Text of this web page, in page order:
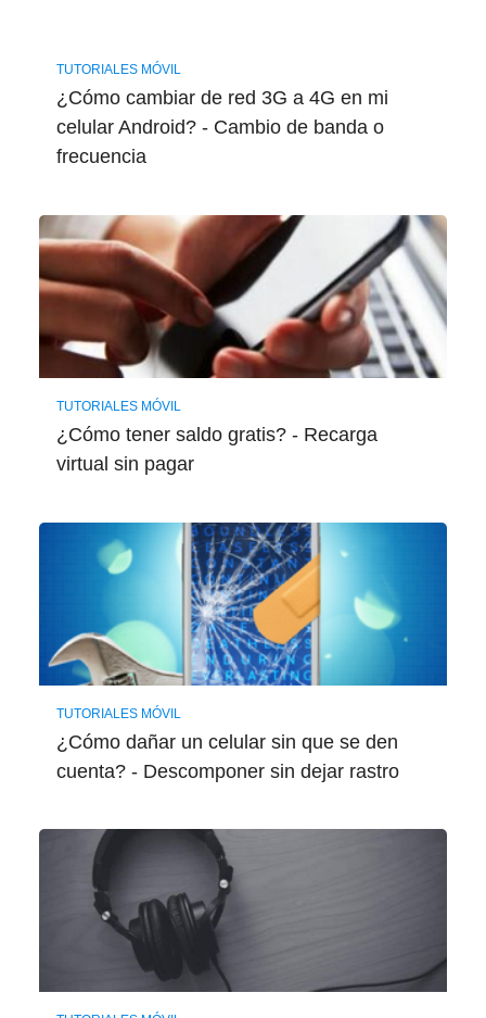
TUTORIALES MÓVIL
¿Cómo cambiar de red 3G a 4G en mi
celular Android? - Cambio de banda o
frecuencia
TUTORIALES MÓVIL
¿Cómo tener saldo gratis? - Recarga
virtual sin pagar
TUTORIALES MÓVIL
¿Cómo dañar un celular sin que se den
cuenta? - Descomponer sin dejar rastro